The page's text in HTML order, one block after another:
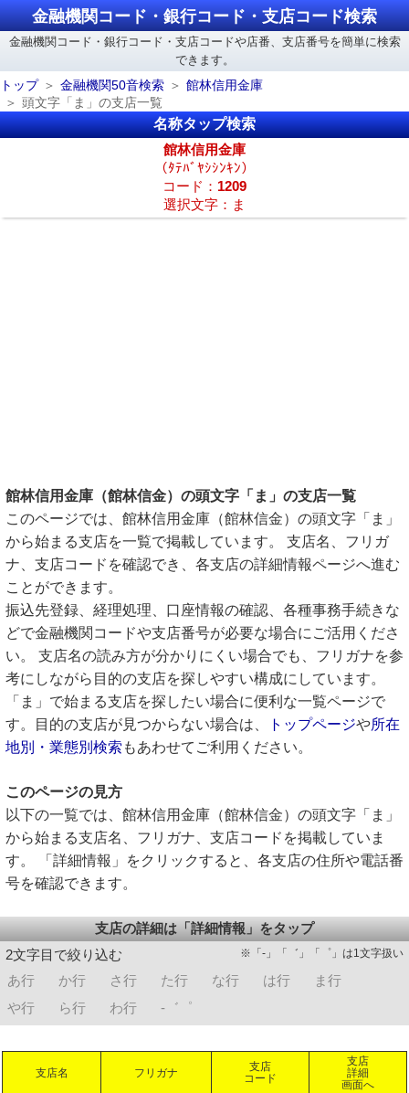
金融機関コード・銀行コード・支店コード検索
金融機関コード・銀行コード・支店コードや店番、支店番号を簡単に検索
できます。
トップ
金融機関50音検索
館林信用金庫
頭文字「ま」の支店一覧
名称タップ検索
館林信用金庫
（ﾀﾃﾊﾞﾔｼｼﾝｷﾝ）
コード： 1209
選択文字：ま
館林信用金庫（館林信金）の頭文字「ま」の支店一覧
このページでは、館林信用金庫（館林信金）の頭文字「ま」
から始まる支店を一覧で掲載しています。 支店名、フリガ
ナ、支店コードを確認でき、各支店の詳細情報ページへ進む
ことができます。
振込先登録、経理処理、口座情報の確認、各種事務手続きな
どで金融機関コードや支店番号が必要な場合にご活用くださ
い。 支店名の読み方が分かりにくい場合でも、フリガナを参
考にしながら目的の支店を探しやすい構成にしています。
「ま」で始まる支店を探したい場合に便利な一覧ページで
す。目的の支店が見つからない場合は、
トップページや所在
地別・業態別検索 もあわせてご利用ください。
このページの見方
以下の一覧では、館林信用金庫（館林信金）の頭文字「ま」
から始まる支店名、フリガナ、支店コードを掲載していま
す。 「詳細情報」をクリックすると、各支店の住所や電話番
号を確認できます。
支店の詳細は「詳細情報」をタップ
2文字目で絞り込む
※「-」「゛」「゜」は1文字扱い
あ行 か行 さ行 た行 な行 は行
ま行
や行
ら行 わ行 -゛゜
支店名 フリガナ
支店
コード
支店
詳細
画面へ